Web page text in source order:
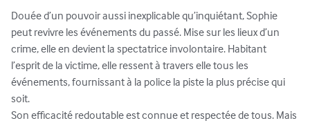
Douée d’un pouvoir aussi inexplicable qu’inquiétant, Sophie
peut revivre les événements du passé. Mise sur les lieux d’un
crime, elle en devient la spectatrice involontaire. Habitant
l’esprit de la victime, elle ressent à travers elle tous les
événements, fournissant à la police la piste la plus précise qui
soit.
Son efficacité redoutable est connue et respectée de tous. Mais